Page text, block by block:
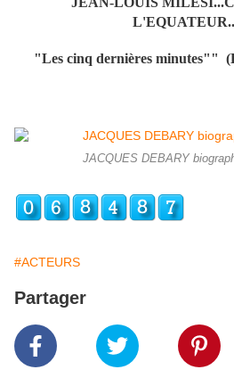
"Les cinq dernières minutes""
JACQUES DEBARY
#ACTEURS
Partager